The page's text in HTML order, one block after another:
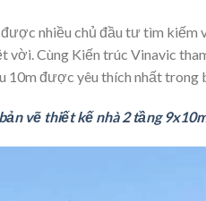
được nhiều chủ đầu tư tìm kiếm
vời. Cùng Kiến trúc Vinavic
10m được yêu thích nhất trong
vẽ thiết kế nhà 2 tầng